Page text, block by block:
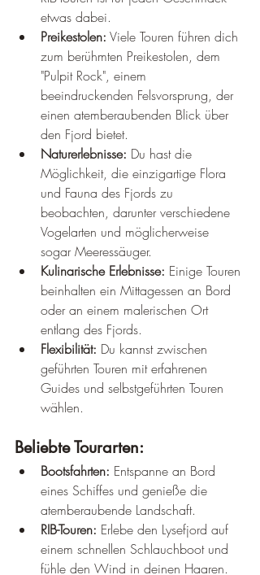
etwas dabei.
Preikestolen: Viele Touren führen dich
zum berühmten Preikestolen, dem
"Pulpit Rock", einem
beeindruckenden Felsvorsprung, der
einen atemberaubenden Blick über
den Fjord bietet.
Naturerlebnisse: Du hast die
Möglichkeit, die einzigartige Flora
und Fauna des Fjords zu
beobachten, darunter verschiedene
Vogelarten und möglicherweise
sogar Meeressäuger.
Kulinarische Erlebnisse: Einige Touren
beinhalten ein Mittagessen an Bord
oder an einem malerischen Ort
entlang des Fjords.
Flexibilität: Du kannst zwischen
geführten Touren mit erfahrenen
Guides und selbstgeführten Touren
wählen.
Beliebte Tourarten:
Bootsfahrten: Entspanne an Bord
eines Schiffes und genieße die
atemberaubende Landschaft.
RIB-Touren: Erlebe den Lysefjord auf
einem schnellen Schlauchboot und
fühle den Wind in deinen Haaren.